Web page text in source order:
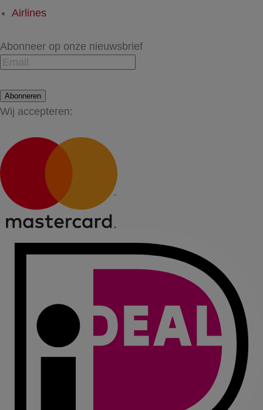
Airlines
Abonneer op onze nieuwsbrief
Abonneren
Wij accepteren: